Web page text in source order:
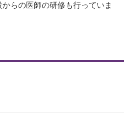
らの医師の研修も行っていま